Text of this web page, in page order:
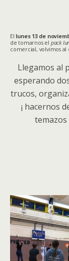
El lunes 13 de
de tomarnos el pack
comercial, volvimos
Llegamos al
esperando
trucos,
¡ hacernos
temazos